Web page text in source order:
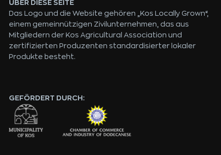
ÜBER DIESE SEITE
Das Logo und die Website gehören „Kos Locally Grown“,
einem gemeinnützigen Zivilunternehmen, das aus
Mitgliedern der Kos Agricultural Association und
zertifizierten Produzenten standardisierter lokaler
Produkte besteht.
GEFÖRDERT DURCH: